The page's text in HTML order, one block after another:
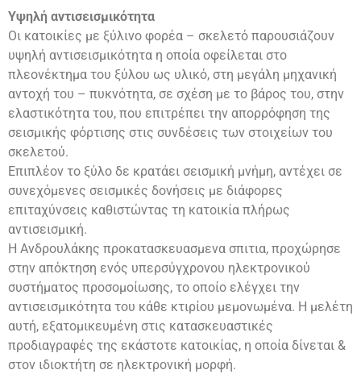
Υψηλή αντισεισμικότητα
Οι κατοικίες με ξύλινο φορέα – σκελετό παρουσιάζουν
υψηλή αντισεισμικότητα η οποία οφείλεται στο
πλεονέκτημα του ξύλου ως υλικό, στη μεγάλη μηχανική
αντοχή του – πυκνότητα, σε σχέση με το βάρος του, στην
ελαστικότητα του, που επιτρέπει την απορρόφηση της
σεισμικής φόρτισης στις συνδέσεις των στοιχείων του
σκελετού.
Επιπλέον το ξύλο δε κρατάει σεισμική μνήμη, αντέχει σε
συνεχόμενες σεισμικές δονήσεις με διάφορες
επιταχύνσεις καθιστώντας τη κατοικία πλήρως
αντισεισμική.
Η Ανδρουλάκης προκατασκευασμενα σπιτια, προχώρησε
στην απόκτηση ενός υπερσύγχρονου ηλεκτρονικού
συστήματος προσομοίωσης, το οποίο ελέγχει την
αντισεισμικότητα του κάθε κτιρίου μεμονωμένα. Η μελέτη
αυτή, εξατομικευμένη στις κατασκευαστικές
προδιαγραφές της εκάστοτε κατοικίας, η οποία δίνεται &
στον ιδιοκτήτη σε ηλεκτρονική μορφή.